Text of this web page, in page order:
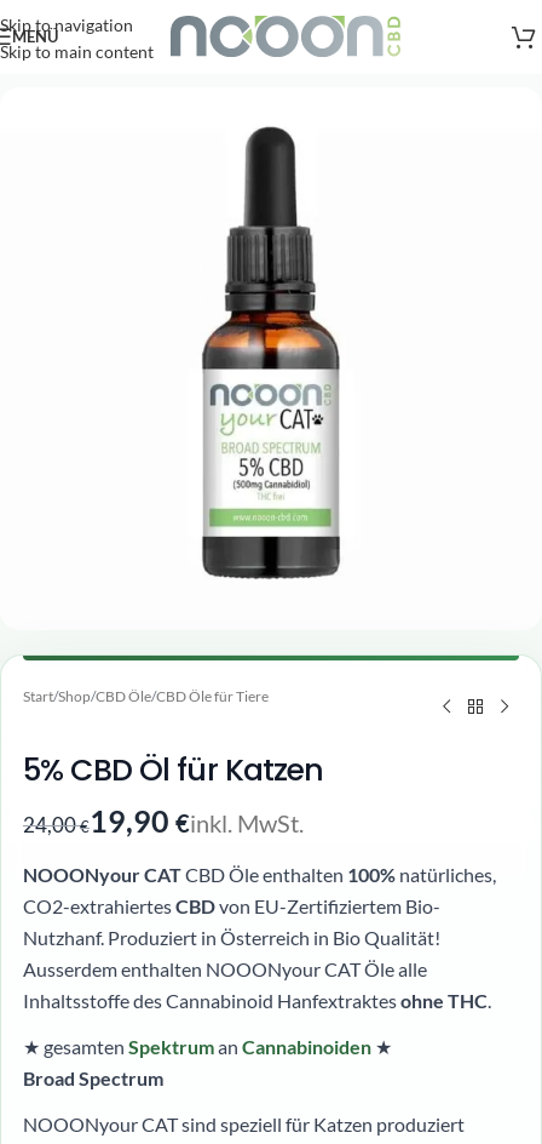
Skip to navigation
Skip to main content
Versandkostenfreie Lieferung nach AT, DE ab
MENÜ
Start/Shop/CBD Öle/CBD Öle für Tiere
5% CBD Öl für Katzen
24,00€19,90 €inkl. MwSt.
NOOONyour CATCBD Öle enthalten 100% natürliches,
CO2-extrahiertesCBDvon EU-Zertifiziertem Bio-
Nutzhanf. Produziert in Österreich in Bio Qualität!
Ausserdem enthalten NOOONyour CAT Öle alle
Inhaltsstoffe des Cannabinoid Hanfextraktesohne THC.
★ gesamten Spektruman Cannabinoiden ★
Broad Spectrum
NOOONyour CAT sind speziell für Katzen produziert